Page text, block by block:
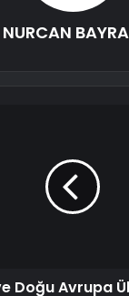
NURCAN
Doğu Avrupa